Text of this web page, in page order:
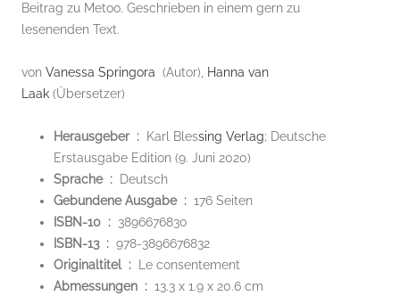
Beitrag zu Metoo. Geschrieben in einem gern zu
lesenenden Text.
von Vanessa Springora (Autor),
Hanna van
Laak (Übersetzer)
Herausgeber ‏ : ‎ Karl Blessing Verlag; Deutsche
Erstausgabe Edition (9. Juni 2020)
Sprache ‏ : ‎
Deutsch
Gebundene Ausgabe ‏ : ‎ 176 Seiten
ISBN-10 ‏ : ‎ 3896676830
ISBN-13 ‏ : ‎ 978-3896676832
Originaltitel ‏ : ‎
Le consentement
Abmessungen ‏ : ‎ 13.3 x 1.9 x 20.6 cm